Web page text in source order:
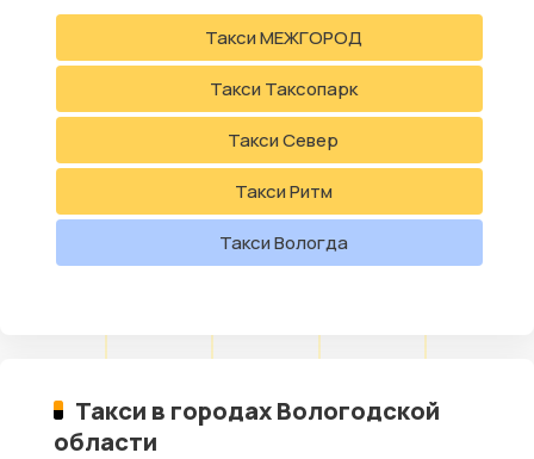
Такси МЕЖГОРОД
Такси Таксопарк
Такси Север
Такси Ритм
Такси Вологда
Такси в городах Вологодской
области